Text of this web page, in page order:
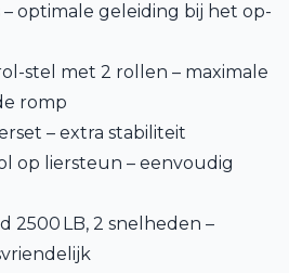
optimale geleiding bij het op-
stel met 2 rollen – maximale
romp
– extra stabiliteit
op liersteun – eenvoudig
LB, 2 snelheden –